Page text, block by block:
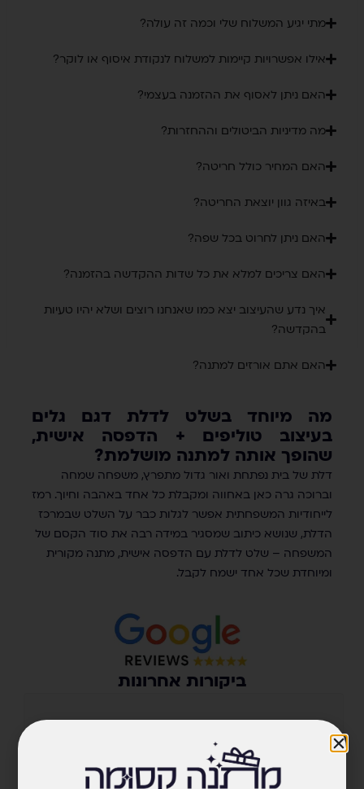
מתי יגיע המשלוח שלי וכמה זה עולה?
אילו אפשרויות קיימות למשלוח לנקודת איסוף או לוקר?
האם ניתן לאסוף את ההזמנה בעצמי?
מה מדיניות הביטולים וההחזרות?
האם המחיר כולל חריטה?
באיזה גוון יוצאת החריטה?
האם ניתן לחרוט בכל שפה?
האם צריכים למלא את כל שדות ההקדשה בהזמנה?
איך נדע שהעיצוב יצא כמו שאנחנו רוצים ושלא יהיו טעיות
בהקדשה?
האם אתם אורזים למתנה?
מה מיוחד בשלט לדלת דגם גלים
בעיצוב טוליפים + הדפסה אישית,
שהופך אותה למתנה מושלמת?
דלת של בית נפתחת ואור גדול מתפרץ, משפחה שמחה
וברוכה גרה כאן באחווה ומקבלת כל אחד באהבה וחיוך. רמז
לייחודיות המשפחתית אפשר לגלות כבר על השלט שבמרכז
הדלת, שנושא כיתוב שמסגיר במידה רבה את סוד הקסם של
המשפחה – שלט לדלת עם הדפסה אישית, מתנה מקורית
ומיוחדת שכל אחד ישמח לקבל.
ביקורות אחרונות
מבוסס על 615 ביקורות